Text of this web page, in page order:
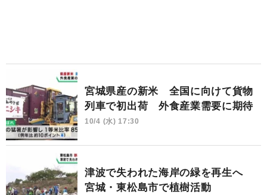
宮城県産の新米 全国に向けて貨物
列車で初出荷 外食産業需要に期待
10/4 (水) 17:30
津波で失われた海岸の緑を再生へ
宮城・東松島市で植樹活動